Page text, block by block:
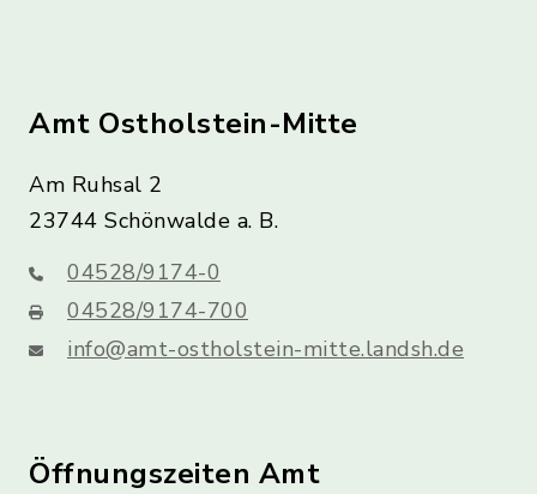
Amt Ostholstein-Mitte
Am Ruhsal 2
23744 Schönwalde a. B.
04528/9174-0
04528/9174-700
info@amt-ostholstein-mitte.landsh.de
Öffnungszeiten Amt